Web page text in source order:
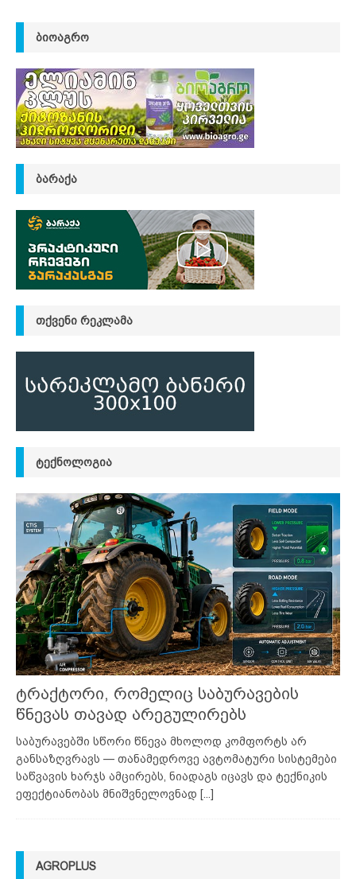
ᲑᲘᲝᲐᲒᲠᲝ
ᲑᲐᲠᲐᲥᲐ
ᲗᲥᲕᲔᲜᲘ ᲠᲔᲙᲚᲐᲛᲐ
ᲢᲔᲥᲜᲝᲚᲝᲒᲘᲐ
ტრაქტორი, რომელიც საბურავების
წნევას თავად არეგულირებს
საბურავებში სწორი წნევა მხოლოდ კომფორტს არ
განსაზღვრავს — თანამედროვე ავტომატური სისტემები
საწვავის ხარჯს ამცირებს, ნიადაგს იცავს და ტექნიკის
ეფექტიანობას მნიშვნელოვნად [...]
AGROPLUS